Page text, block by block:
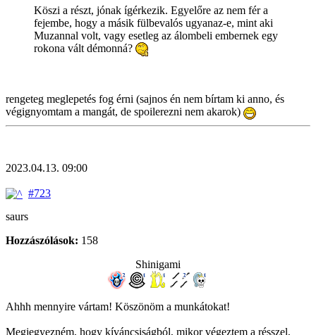
Köszi a részt, jónak ígérkezik. Egyelőre az nem fér a
fejembe, hogy a másik fülbevalós ugyanaz-e, mint aki
Muzannal volt, vagy esetleg az álombeli embernek egy
rokona vált démonná?
rengeteg meglepetés fog érni (sajnos én nem bírtam ki anno, és
végignyomtam a mangát, de spoilerezni nem akarok)
2023.04.13. 09:00
#723
saurs
Hozzászólások: 158
Shinigami
Ahhh mennyire vártam! Köszönöm a munkátokat!
Megjegyezném, hogy kíváncsiságból, mikor végeztem a résszel,